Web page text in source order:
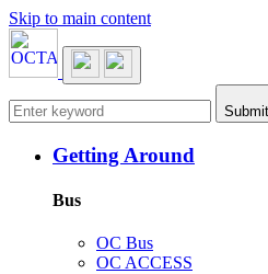
Skip to main content
Main navigation
Getting Around
Bus
OC Bus
OC ACCESS